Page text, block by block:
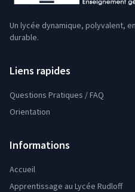
Un lycée dynamique, polyvalent,
durable.
Liens rapides
Questions Pratiques / FAQ
Orientation
Informations
Accueil
Apprentissage au Lycée Rudloff